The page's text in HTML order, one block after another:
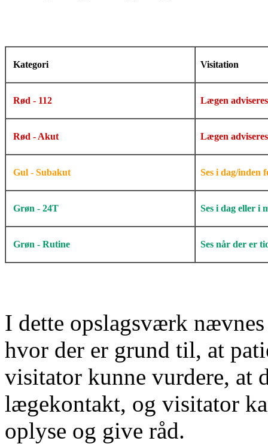
Kategori Visitation
Rød - 112 Lægen
Rød - Akut Lægen
Gul - Subakut Ses i dag/inden
Grøn - 24T Ses i dag eller i
Grøn - Rutine Ses når der er
I dette opslagsværk
hvor der er grund til, at
visitator kunne vurdere, at
lægekontakt, og visitator
oplyse og give råd.